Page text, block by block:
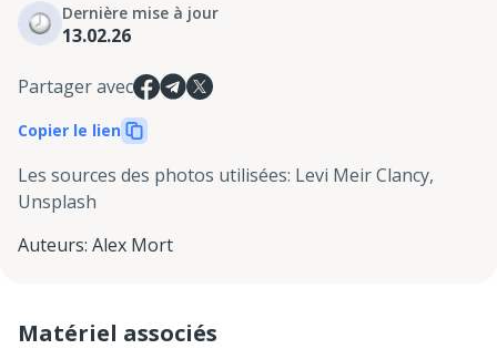
Dernière mise à jour
13.02.26
Partager avec
Copier le lien
Les sources des photos utilisées: Levi Meir Clancy,
Unsplash
Auteurs: Alex Mort
Matériel associés